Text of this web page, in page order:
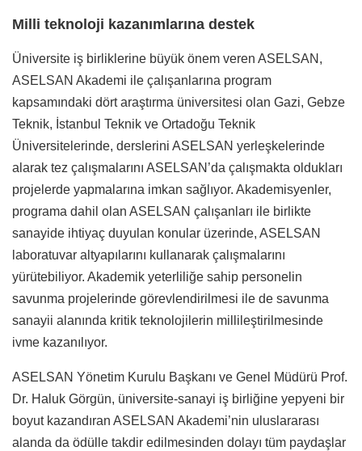
Milli teknoloji kazanımlarına destek
Üniversite iş birliklerine büyük önem veren ASELSAN,
ASELSAN Akademi ile çalışanlarına program
kapsamındaki dört araştırma üniversitesi olan Gazi, Gebze
Teknik, İstanbul Teknik ve Ortadoğu Teknik
Üniversitelerinde, derslerini ASELSAN yerleşkelerinde
alarak tez çalışmalarını ASELSAN’da çalışmakta oldukları
projelerde yapmalarına imkan sağlıyor. Akademisyenler,
programa dahil olan ASELSAN çalışanları ile birlikte
sanayide ihtiyaç duyulan konular üzerinde, ASELSAN
laboratuvar altyapılarını kullanarak çalışmalarını
yürütebiliyor. Akademik yeterliliğe sahip personelin
savunma projelerinde görevlendirilmesi ile de savunma
sanayii alanında kritik teknolojilerin millileştirilmesinde
ivme kazanılıyor.
ASELSAN Yönetim Kurulu Başkanı ve Genel Müdürü Prof.
Dr. Haluk Görgün, üniversite-sanayi iş birliğine yepyeni bir
boyut kazandıran ASELSAN Akademi’nin uluslararası
alanda da ödülle takdir edilmesinden dolayı tüm paydaşlar